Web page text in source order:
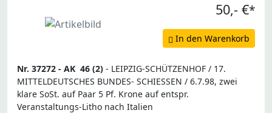
50,- €*
In den Warenkorb
Nr. 37272 - AK 46 (2) - LEIPZIG-SCHÜTZENHOF / 17.
MITTELDEUTSCHES BUNDES- SCHIESSEN / 6.7.98, zwei
klare SoSt. auf Paar 5 Pf. Krone auf entspr.
Veranstaltungs-Litho nach Italien